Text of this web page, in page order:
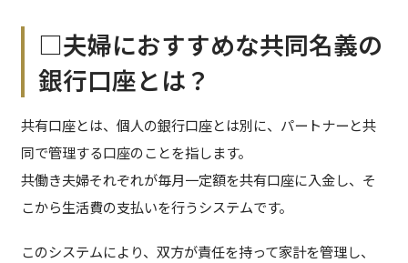
□夫婦におすすめな共同名義の
銀行口座とは？
共有口座とは、個人の銀行口座とは別に、パートナーと共
同で管理する口座のことを指します。
共働き夫婦それぞれが毎月一定額を共有口座に入金し、そ
こから生活費の支払いを行うシステムです。
このシステムにより、双方が責任を持って家計を管理し、